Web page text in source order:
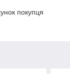
покупця